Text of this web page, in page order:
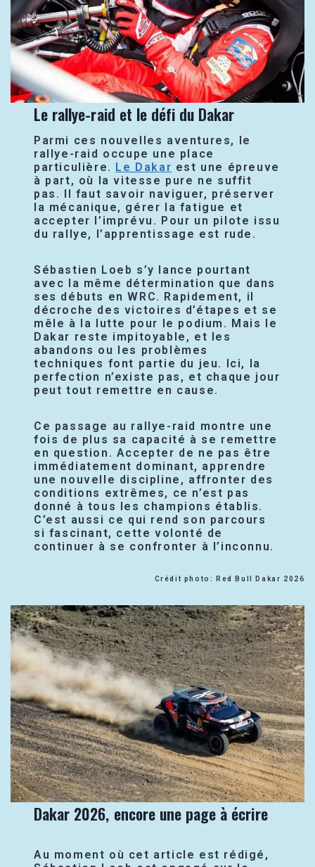
Le rallye-raid et le défi du Dakar
Parmi ces nouvelles aventures, le
rallye-raid occupe une place
particulière. Le Dakar est une épreuve
à part, où la vitesse pure ne suffit
pas. Il faut savoir naviguer, préserver
la mécanique, gérer la fatigue et
accepter l’imprévu. Pour un pilote issu
du rallye, l’apprentissage est rude.
Sébastien Loeb s’y lance pourtant
avec la même détermination que dans
ses débuts en WRC. Rapidement, il
décroche des victoires d’étapes et se
mêle à la lutte pour le podium. Mais le
Dakar reste impitoyable, et les
abandons ou les problèmes
techniques font partie du jeu. Ici, la
perfection n’existe pas, et chaque jour
peut tout remettre en cause.
Ce passage au rallye-raid montre une
fois de plus sa capacité à se remettre
en question. Accepter de ne pas être
immédiatement dominant, apprendre
une nouvelle discipline, affronter des
conditions extrêmes, ce n’est pas
donné à tous les champions établis.
C’est aussi ce qui rend son parcours
si fascinant, cette volonté de
continuer à se confronter à l’inconnu.
Crédit photo: Red Bull Dakar 2026
Dakar 2026, encore une page à écrire
Au moment où cet article est rédigé,